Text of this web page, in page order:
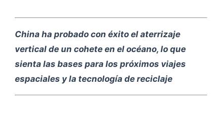
China ha probado con éxito el aterrizaje
vertical de un cohete en el océano, lo que
sienta las bases para los próximos viajes
espaciales y la tecnología de reciclaje